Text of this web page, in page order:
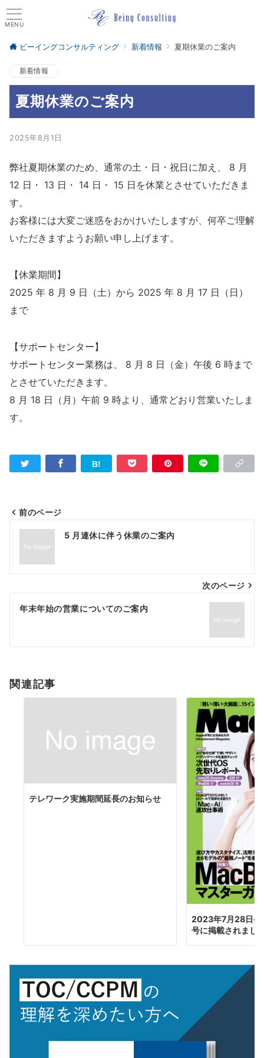
MENU
ビーイングコンサルティング 新着情報 夏期休業のご案内
新着情報
夏期休業のご案内
2025年8月1日
弊社夏期休業のため、通常の土・日・祝日に加え、 8 月
12 日・ 13 日・ 14 日・ 15 日を休業とさせていただきま
す。
お客様には大変ご迷惑をおかけいたしますが、何卒ご理解
いただきますようお願い申し上げます。
【休業期間】
2025 年 8 月 9 日（土）から 2025 年 8 月 17 日（日）
まで
【サポートセンター】
サポートセンター業務は、 8 月 8 日（金）午後 6 時まで
とさせていただきます。
8 月 18 日（月）午前 9 時より、通常どおり営業いたしま
す。
投
ナ
ビ
ゲ
シ
ン
前のページ
5 月連休に伴う休業のご案内
次のページ
年末年始の営業についてのご案内
関連記事
テレワーク実施期間延長のお知らせ
2023年7月28日発
号に掲載されまし